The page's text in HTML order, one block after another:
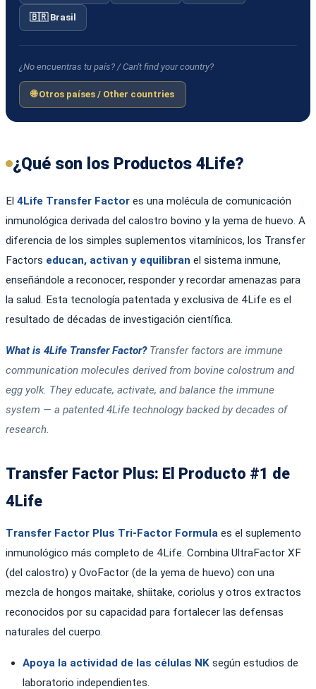
🇧🇷 Brasil
¿No encuentras tu país? / Can't find your country?
🌐 Otros países / Other countries
¿Qué son los Productos 4Life?
El 4Life Transfer Factor es una molécula de comunicación
inmunológica derivada del calostro bovino y la yema de huevo. A
diferencia de los simples suplementos vitamínicos, los Transfer
Factors educan, activan y equilibran el sistema inmune,
enseñándole a reconocer, responder y recordar amenazas para
la salud. Esta tecnología patentada y exclusiva de 4Life es el
resultado de décadas de investigación científica.
What is 4Life Transfer Factor?Transfer factors are immune
communication molecules derived from bovine colostrum and
egg yolk. They educate, activate, and balance the immune
system — a patented 4Life technology backed by decades of
research.
Transfer Factor Plus: El Producto #1 de
4Life
Transfer Factor Plus Tri-Factor Formula es el suplemento
inmunológico más completo de 4Life. Combina UltraFactor XF
(del calostro) y OvoFactor (de la yema de huevo) con una
mezcla de hongos maitake, shiitake, coriolus y otros extractos
reconocidos por su capacidad para fortalecer las defensas
naturales del cuerpo.
Apoya la actividad de las células NK según estudios de
laboratorio independientes.